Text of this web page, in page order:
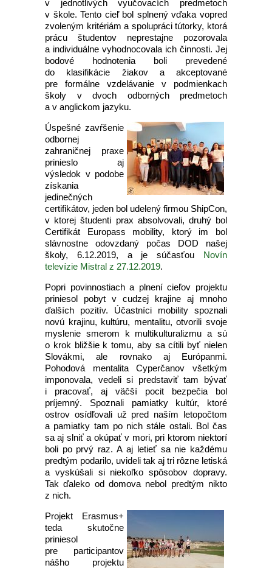
v jednotlivých vyučovacích predmetoch
v škole. Tento cieľ bol splnený vďaka vopred
zvoleným kritériám a spolupráci tútorky, ktorá
prácu študentov neprestajne pozorovala
a individuálne vyhodnocovala ich činnosti. Jej
bodové hodnotenia boli prevedené
do klasifikácie žiakov a akceptované
pre formálne vzdelávanie v podmienkach
školy v dvoch odborných predmetoch
a v anglickom jazyku.
Úspešné zavŕšenie
odbornej
zahraničnej praxe
prinieslo aj
výsledok v podobe
získania
jedinečných
certifikátov, jeden bol udelený firmou ShipCon,
v ktorej študenti prax absolvovali, druhý bol
Certifikát Europass mobility, ktorý im bol
slávnostne odovzdaný počas DOD našej
školy, 6.12.2019, a je súčasťou Novín
televízie Mistral z 27.12.2019.
Popri povinnostiach a plnení cieľov projektu
priniesol pobyt v cudzej krajine aj mnoho
ďalších pozitív. Účastníci mobility spoznali
novú krajinu, kultúru, mentalitu, otvorili svoje
myslenie smerom k multikulturalizmu a sú
o krok bližšie k tomu, aby sa cítili byť nielen
Slovákmi, ale rovnako aj Európanmi.
Pohodová mentalita Cyperčanov všetkým
imponovala, vedeli si predstaviť tam bývať
i pracovať, aj väčší pocit bezpečia bol
príjemný. Spoznali pamiatky kultúr, ktoré
ostrov osídľovali už pred naším letopočtom
a pamiatky tam po nich stále ostali. Bol čas
sa aj slniť a okúpať v mori, pri ktorom niektorí
boli po prvý raz. A aj letieť sa nie každému
predtým podarilo, uvideli tak aj tri rôzne letiská
a vyskúšali si niekoľko spôsobov dopravy.
Tak ďaleko od domova nebol predtým nikto
z nich.
Projekt Erasmus+
teda skutočne
priniesol
pre participantov
nášho projektu